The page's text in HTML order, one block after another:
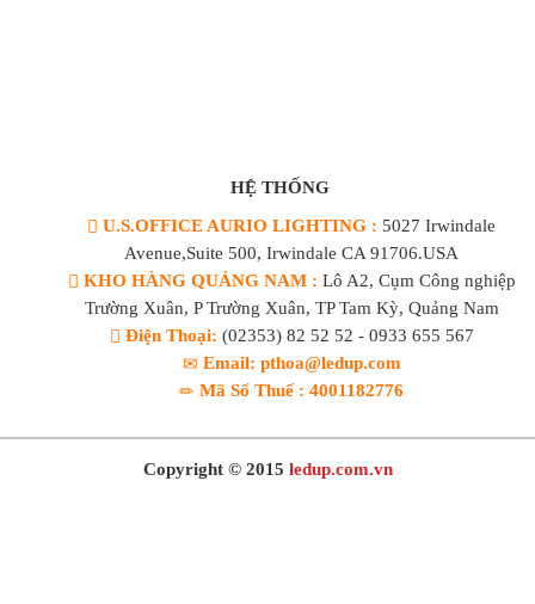
HỆ THỐNG
U.S.OFFICE AURIO LIGHTING : 5027 Irwindale
Avenue,Suite 500, Irwindale CA 91706.USA
KHO HÀNG QUẢNG NAM : Lô A2, Cụm Công nghiệp
Trường Xuân, P Trường Xuân, TP Tam Kỳ, Quảng Nam
Điện Thoại: (02353) 82 52 52 - 0933 655 567
Email: pthoa@ledup.com
Mã Số Thuế : 4001182776
Copyright © 2015 ledup.com.vn